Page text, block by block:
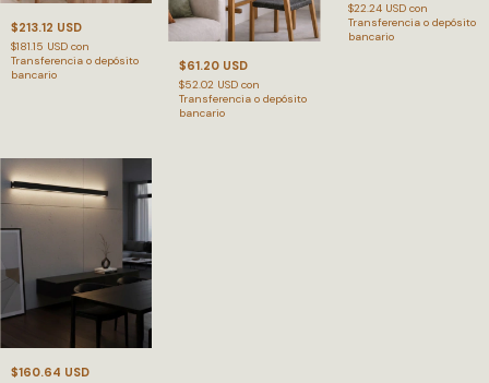
$213.12 USD
$181.15 USD con
Transferencia o depósito
bancario
$61.20 USD
$52.02 USDcon
Transferencia o depósito
bancario
$22.24 USD con
Transferencia o depósito
bancario
$160.64 USD